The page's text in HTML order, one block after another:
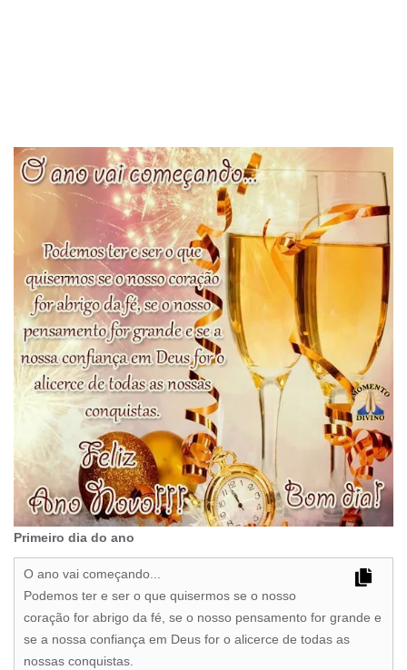
Primeiro dia do ano
O ano vai começando...
Podemos ter e ser o que quisermos se o nosso
coração for abrigo da fé, se o nosso pensamento for grande e
se a nossa confiança em Deus for o alicerce de todas as
nossas conquistas.